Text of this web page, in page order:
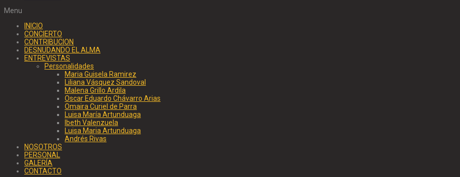
Menu
INICIO
CONCIERTO
CONTRIBUCION
DESNUDANDO EL ALMA
ENTREVISTAS
Personalidades
Maria Guisela Ramirez
Liliana Vásquez Sandoval
Malena Grillo Ardila
Oscar Eduardo Chávarro Arias
Omaira Curiel de Parra
Luisa María Artunduaga
Ibeth Valenzuela
Luisa Maria Artunduaga
Andrés Rivas
NOSOTROS
PERSONAL
GALERÍA
CONTACTO